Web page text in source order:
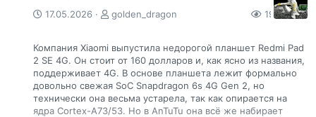
17.05.2026 golden_dragon 198 0
Компания Xiaomi выпустила недорогой планшет Redmi Pad
2 SE 4G. Он стоит от 160 долларов и, как ясно из названия,
поддерживает 4G. В основе планшета лежит формально
довольно свежая SoC Snapdragon 6s 4G Gen 2, но
технически она весьма устарела, так как опирается на
ядра Cortex-A73/53. Но в AnTuTu она всё же набирает